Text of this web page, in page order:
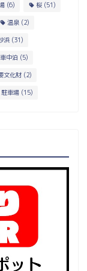
(6) 桜 (51)
温泉 (2)
浜 (31)
車中泊 (5)
文化財 (2)
駐車場 (15)